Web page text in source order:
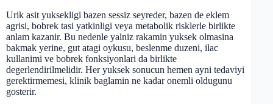
Urik asit yuksekligi bazen sessiz seyreder, bazen de eklem
agrisi, bobrek tasi yatkinligi veya metabolik risklerle birlikte
anlam kazanir. Bu nedenle yalniz rakamin yuksek olmasina
bakmak yerine, gut atagi oykusu, beslenme duzeni, ilac
kullanimi ve bobrek fonksiyonlari da birlikte
degerlendirilmelidir. Her yuksek sonucun hemen ayni tedaviyi
gerektirmemesi, klinik baglamin ne kadar onemli oldugunu
gosterir.